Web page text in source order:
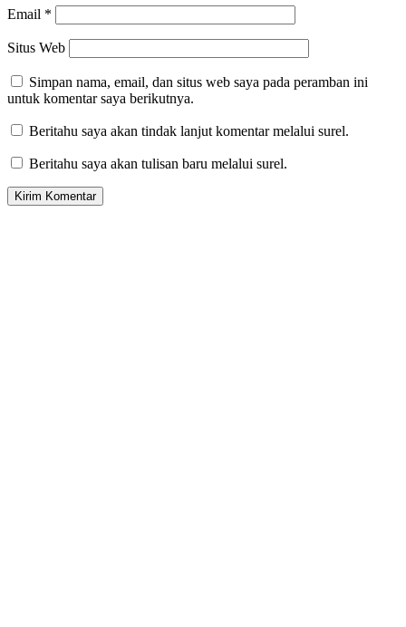
Email *
Situs Web
Simpan nama, email, dan situs web saya pada peramban ini
untuk komentar saya berikutnya.
Beritahu saya akan tindak lanjut komentar melalui surel.
Beritahu saya akan tulisan baru melalui surel.